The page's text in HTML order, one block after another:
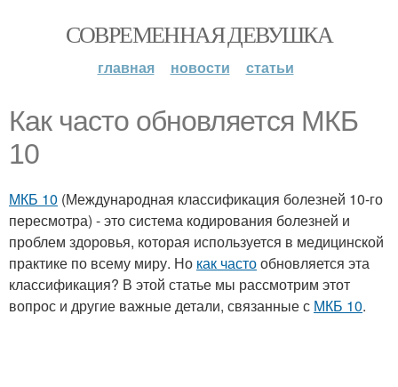
СОВРЕМЕННАЯ ДЕВУШКА
главная новости статьи
Как часто обновляется МКБ
10
МКБ 10 (Международная классификация болезней 10-го
пересмотра) - это система кодирования болезней и
проблем здоровья, которая используется в медицинской
практике по всему миру. Но как частообновляется эта
классификация? В этой статье мы рассмотрим этот
вопрос и другие важные детали, связанные с МКБ 10.